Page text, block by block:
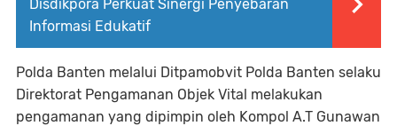
Disdikpora Perkuat Sinergi Penyebaran
Informasi Edukatif
Polda Banten melalui Ditpamobvit Polda Banten selaku
Direktorat Pengamanan Objek Vital melakukan
pengamanan yang dipimpin oleh Kompol A.T Gunawan